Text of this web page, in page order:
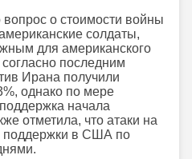
о стоимости войны
солдаты,
для американского
последним
Ирана получили
однако по мере
начала
отметила, что атаки на
поддержки в США по